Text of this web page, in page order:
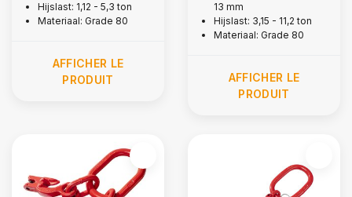
Hijslast: 1,12 - 5,3 ton
Materiaal: Grade 80
AFFICHER LE
PRODUIT
13 mm
Hijslast: 3,15 - 11,2 ton
Materiaal: Grade 80
AFFICHER LE
PRODUIT